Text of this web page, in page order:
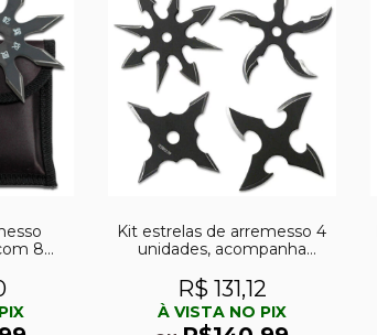
8
Kit estrelas de arremesso 4
unidades, acompanha
R$ 131,12
À VISTA NO PIX